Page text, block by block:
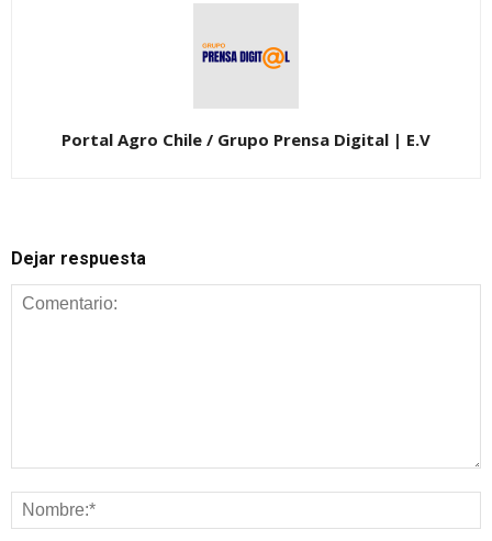
Portal Agro Chile / Grupo Prensa Digital | E.V
Dejar respuesta